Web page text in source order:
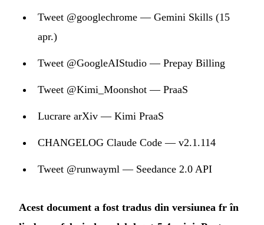
Tweet @googlechrome — Gemini Skills (15
apr.)
Tweet @GoogleAIStudio — Prepay Billing
Tweet @Kimi_Moonshot — PraaS
Lucrare arXiv — Kimi PraaS
CHANGELOG Claude Code — v2.1.114
Tweet @runwayml — Seedance 2.0 API
Acest document a fost tradus din versiunea fr în